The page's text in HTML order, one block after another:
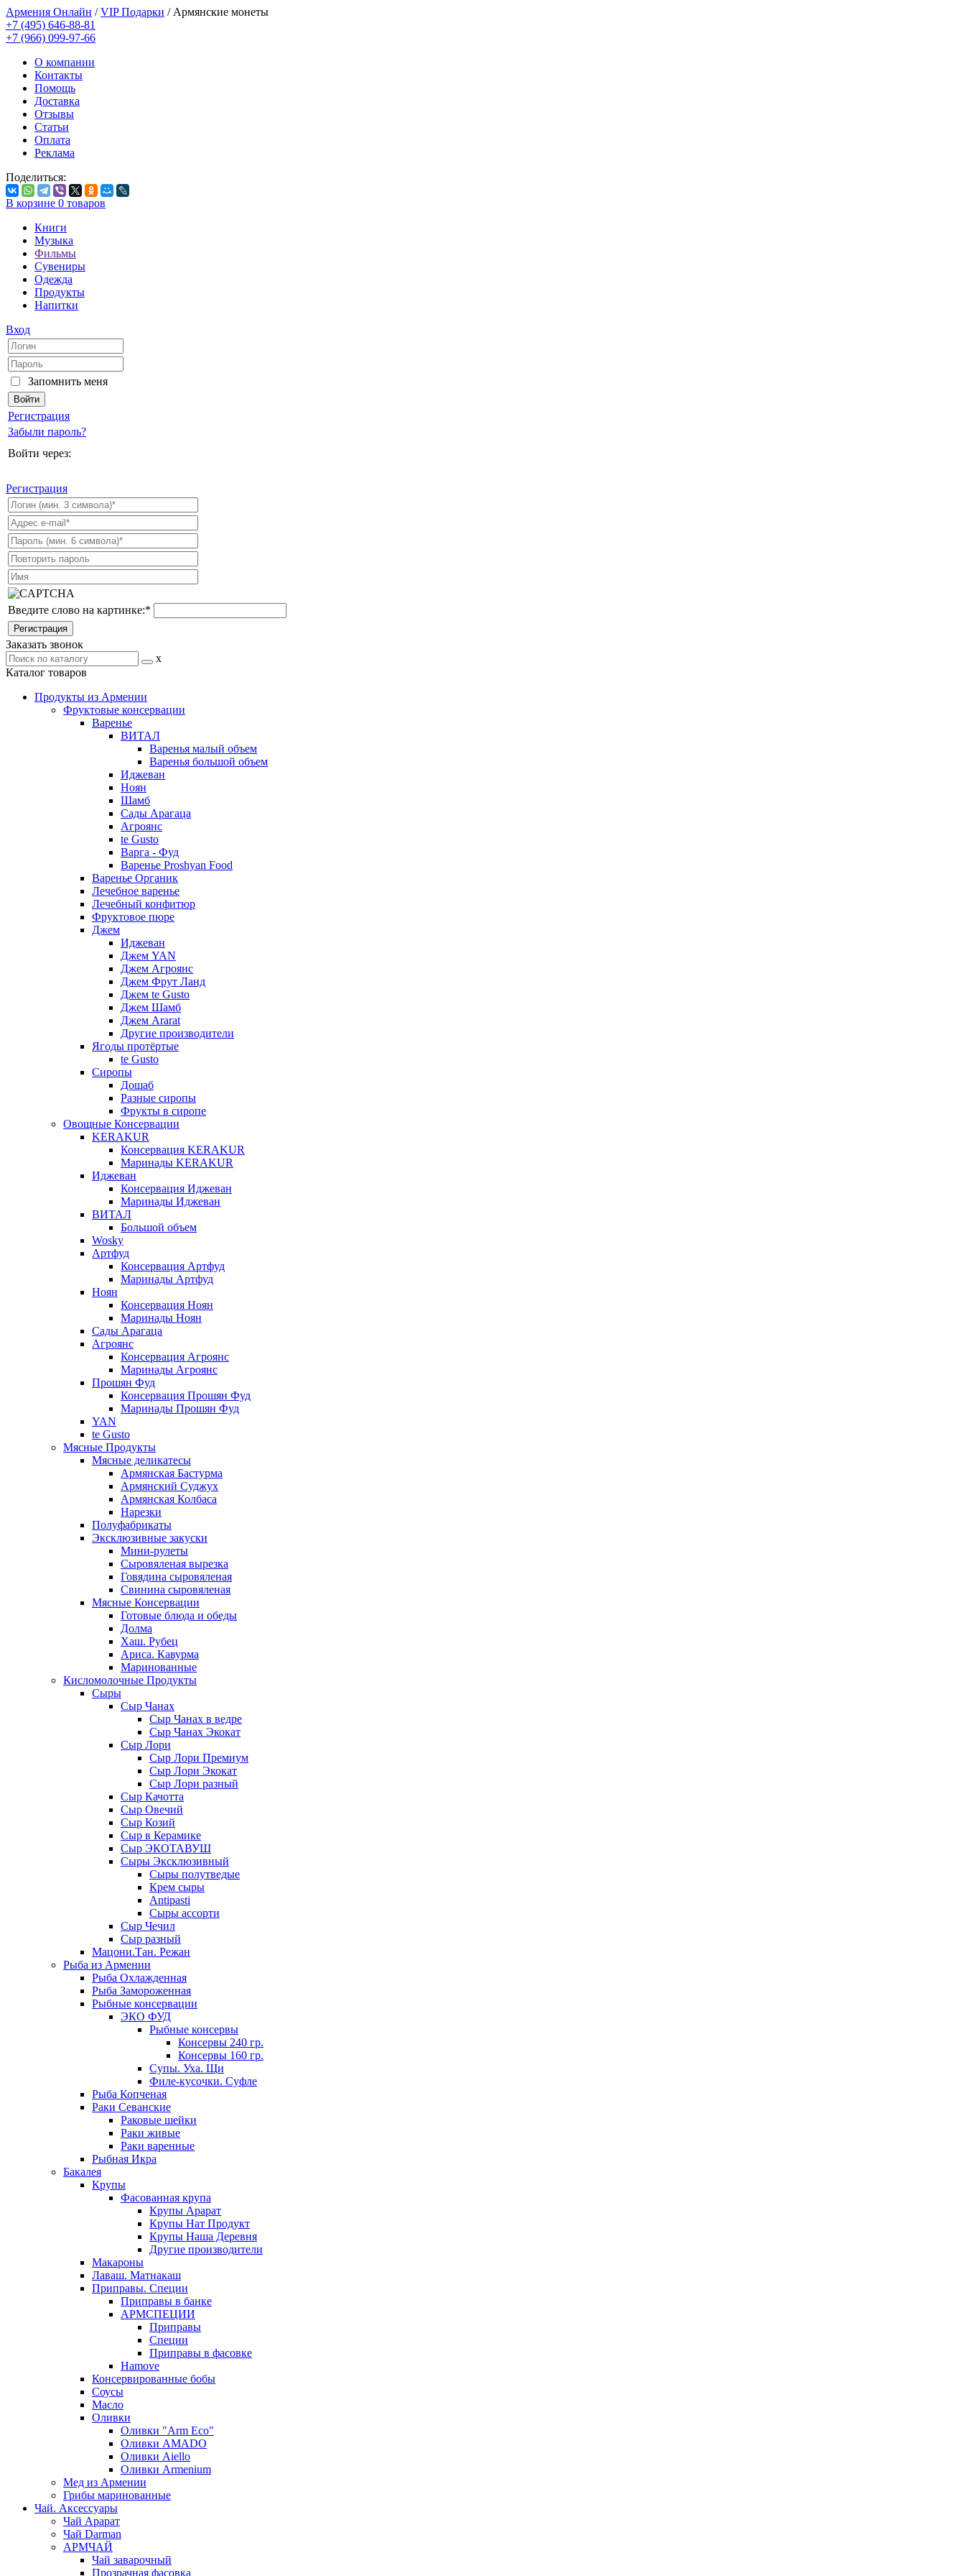
Армения Онлайн /VIP Подарки / Армянские монеты
+7 (495) 646-88-81
+7 (966) 099-97-66
О компании
Контакты
Помощь
Доставка
Отзывы
Статьи
Оплата
Реклама
Поделиться:
В корзине 0 товаров
Книги
Музыка
Фильмы
Сувениры
Одежда
Продукты
Напитки
Вход
Запомнить меня
Регистрация
Забыли пароль?
Войти через:
Регистрация
Введите слово на картинке:*
Заказать звонок
x
Каталог товаров
Продукты из Армении
Фруктовые консервации
Варенье
ВИТАЛ
Варенья малый объем
Варенья большой объем
Иджеван
Ноян
Шамб
Сады Арагаца
Агроянс
te Gusto
Варга - Фуд
Варенье Proshyan Food
Варенье Органик
Лечебное варенье
Лечебный конфитюр
Фруктовое пюре
Джем
Иджеван
Джем YAN
Джем Агроянс
Джем Фрут Ланд
Джем te Gusto
Джем Шамб
Джем Ararat
Другие производители
Ягоды протёртые
te Gusto
Сиропы
Дошаб
Разные сиропы
Фрукты в сиропе
Овощные Консервации
KERAKUR
Консервация KERAKUR
Маринады KERAKUR
Иджеван
Консервация Иджеван
Маринады Иджеван
ВИТАЛ
Большой объем
Wosky
Артфуд
Консервация Артфуд
Маринады Артфуд
Ноян
Консервация Ноян
Маринады Ноян
Сады Арагаца
Агроянс
Консервация Агроянс
Маринады Агроянс
Прошян Фуд
Консервация Прошян Фуд
Маринады Прошян Фуд
YAN
te Gusto
Мясные Продукты
Мясные деликатесы
Армянская Бастурма
Армянский Суджух
Армянская Колбаса
Нарезки
Полуфабрикаты
Эксклюзивные закуски
Мини-рулеты
Сыровяленая вырезка
Говядина сыровяленая
Свинина сыровяленая
Мясные Консервации
Готовые блюда и обеды
Долма
Хаш. Рубец
Ариса. Кавурма
Маринованные
Кисломолочные Продукты
Сыры
Сыр Чанах
Сыр Чанах в ведре
Сыр Чанах Экокат
Сыр Лори
Сыр Лори Премиум
Сыр Лори Экокат
Сыр Лори разный
Сыр Качотта
Сыр Овечий
Сыр Козий
Сыр в Керамике
Сыр ЭКОТАВУШ
Сыры Эксклюзивный
Сыры полутведые
Крем сыры
Antipasti
Сыры ассорти
Сыр Чечил
Сыр разный
Мацони.Тан. Режан
Рыба из Армении
Рыба Охлажденная
Рыба Замороженная
Рыбные консервации
ЭКО ФУД
Рыбные консервы
Консервы 240 гр.
Консервы 160 гр.
Супы. Уха. Щи
Филе-кусочки. Суфле
Рыба Копченая
Раки Севанские
Раковые шейки
Раки живые
Раки варенные
Рыбная Икра
Бакалея
Крупы
Фасованная крупа
Крупы Арарат
Крупы Нат Продукт
Крупы Наша Деревня
Другие производители
Макароны
Лаваш. Матнакаш
Приправы. Специи
Приправы в банке
АРМСПЕЦИИ
Приправы
Специи
Приправы в фасовке
Hamove
Консервированные бобы
Соусы
Масло
Оливки
Оливки "Arm Eco"
Оливки AMADO
Оливки Aiello
Оливки Armenium
Мед из Армении
Грибы маринованные
Чай. Аксессуары
Чай Арарат
Чай Darman
АРМЧАЙ
Чай заварочный
Прозрачная фасовка